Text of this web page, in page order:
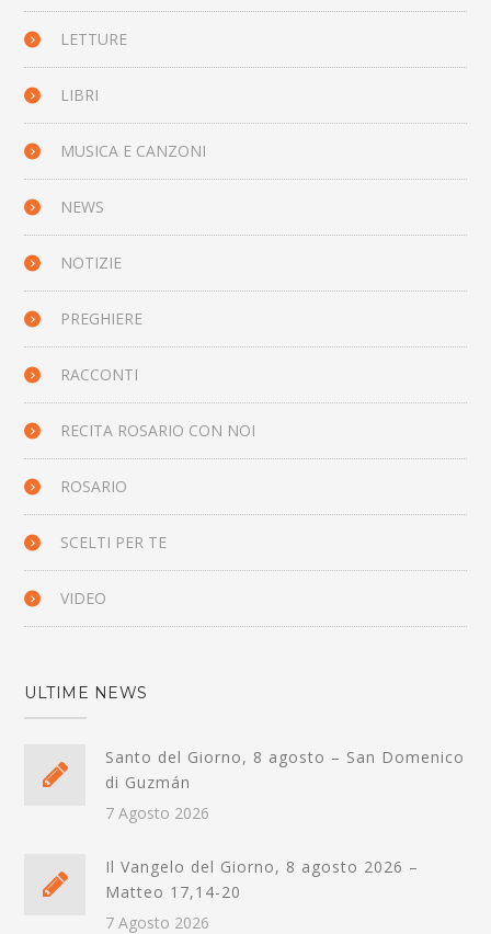
LETTURE
LIBRI
MUSICA E CANZONI
NEWS
NOTIZIE
PREGHIERE
RACCONTI
RECITA ROSARIO CON NOI
ROSARIO
SCELTI PER TE
VIDEO
ULTIME NEWS
Santo del Giorno, 8 agosto – San Domenico
di Guzmán
7 Agosto 2026
Il Vangelo del Giorno, 8 agosto 2026 –
Matteo 17,14-20
7 Agosto 2026